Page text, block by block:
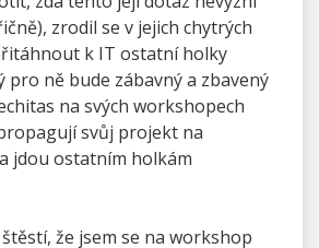
zrodil se v jejich chytrých
k IT ostatní holky
pro ně bude zábavný a zbavený
na svých workshopech
svůj projekt na
jdou ostatním holkám
že jsem se na workshop